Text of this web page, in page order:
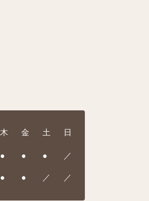
木 金 土 日
● ● ● ／
● ● ／ ／